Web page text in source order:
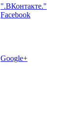
".ВКонтакте."
Facebook
Google+